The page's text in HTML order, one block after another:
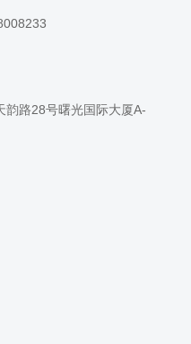
韵路28号曙光国际大厦A-